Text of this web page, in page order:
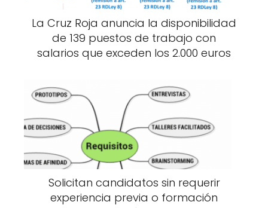
La Cruz Roja anuncia la disponibilidad
de 139 puestos de trabajo con
salarios que exceden los 2.000 euros
Solicitan candidatos sin requerir
experiencia previa o formación